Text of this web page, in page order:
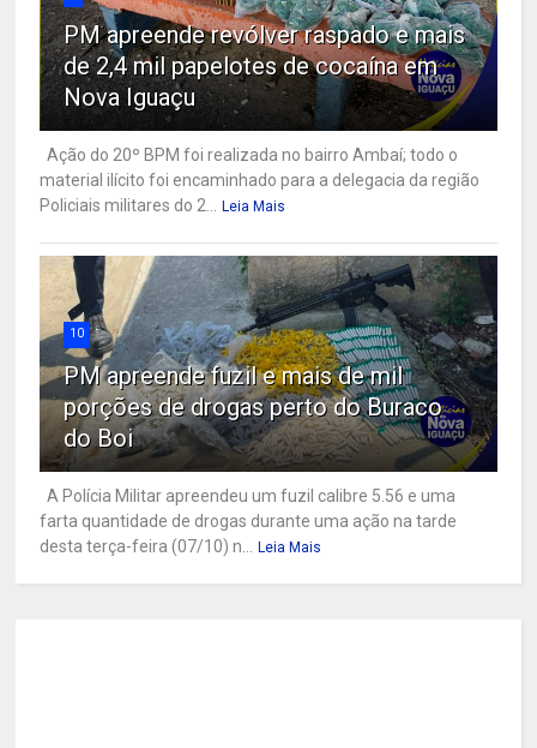
PM apreende revólver raspado e mais
de 2,4 mil papelotes de cocaína em
Nova Iguaçu
Ação do 20º BPM foi realizada no bairro Ambaí; todo o
material ilícito foi encaminhado para a delegacia da região
Policiais militares do 2...
Leia Mais
10
PM apreende fuzil e mais de mil
porções de drogas perto do Buraco
do Boi
A Polícia Militar apreendeu um fuzil calibre 5.56 e uma
farta quantidade de drogas durante uma ação na tarde
desta terça-feira (07/10) n...
Leia Mais